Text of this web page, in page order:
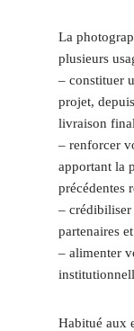
La
plusieurs
– constituer
projet,
livraison
– renforcer
apportant la
précédentes
– crédibiliser
partenaires
– alimenter
Habitué aux